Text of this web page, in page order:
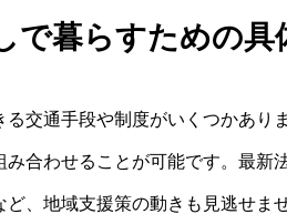
で暮らすための具
る交通手段や制度がいくつかあり
み合わせることが可能です。最新
、地域支援策の動きも見逃せませ